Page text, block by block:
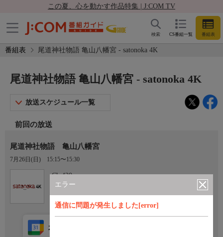
この夏、心を動かす作品特集 | J:COM TV
CS番組一覧 番組表
検索
番組表 尾道神社物語 亀山八幡宮 - satonoka 4K
エラー
通信に問題が発生しました[error]
尾道神社物語 亀山八幡宮 - satonoka 4K
放送スケジュール一覧
前回の放送
尾道神社物語 亀山八幡宮
7月26日(日) 15:15〜15:30
Ch.420
satonoka 4K
カレンダー登録